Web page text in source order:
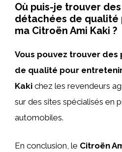
Où puis-je trouver
détachées de
ma Citroën Ami Kaki ?
Vous pouvez trouver des
de qualité pour
Kaki chez les revendeurs
sur des sites spécialisés en
automobiles.
En conclusion, le Citroën